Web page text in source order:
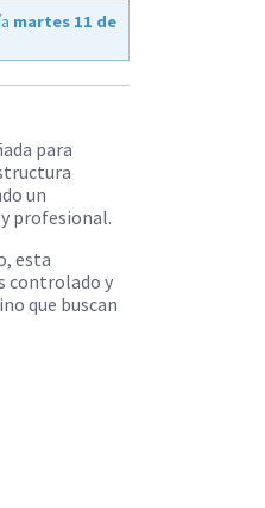
martes 11 de
para
un
profesional.
esta
controlado y
que buscan